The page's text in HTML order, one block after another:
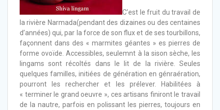
C’est le fruit du travail de
la rivière Narmada(pendant des dizaines ou des centaines
d’années) qui, par la force de son flux et de ses tourbillons,
façonnent dans des « marmites géantes » es pierres de
forme ovoïde. Accessibles, seulemnt à la sison sèche, les
lingams sont récoltés dans le lit de la rivière. Seules
quelques familles, initiées de génération en génraération,
pourront les rechercher et les prélever. Habilitées à
« terminer le grand oeuvre », ces artisans finiront le travail
de la nautre, parfois en polissant les pierres, toujours en